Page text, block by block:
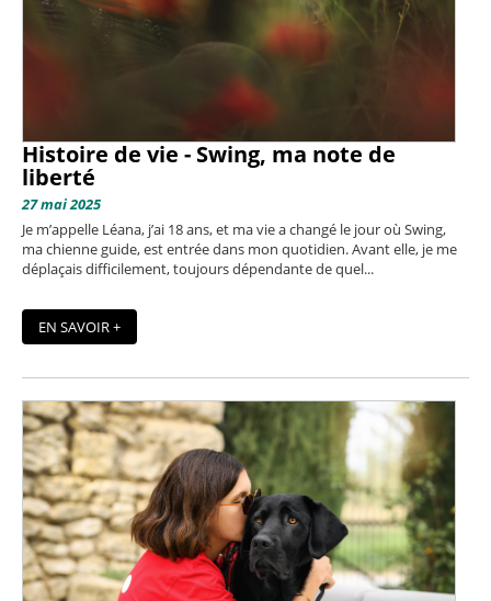
Histoire de vie - Swing, ma note de
liberté
27 mai 2025
Je m’appelle Léana, j’ai 18 ans, et ma vie a changé le jour où Swing,
ma chienne guide, est entrée dans mon quotidien. Avant elle, je me
déplaçais difficilement, toujours dépendante de quel...
EN SAVOIR +